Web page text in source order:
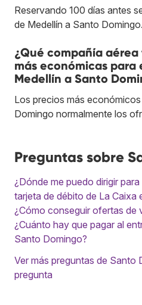
Reservando 100 días antes
de Medellín a Santo Domingo.
¿Qué compañía
más económicas
Medellín a Santo
Los precios más
Domingo normalmente los
Preguntas sobre
¿Dónde me puedo dirigir
tarjeta de débito de La Caixa
¿Cómo conseguir ofertas de
¿Cuánto hay que pagar al
Santo Domingo?
Ver más preguntas de Santo
pregunta